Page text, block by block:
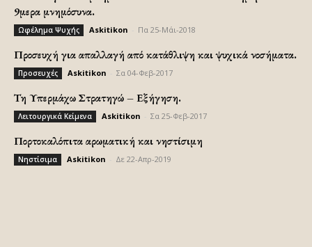
9μερα μνημόσυνα.
Ωφέλημα Ψυχής Askitikon Πα 25-Μάι-2018
Προσευχή για απαλλαγή από κατάθλιψη και ψυχικά νοσήματα.
Προσευχές Askitikon Σα 04-Φεβ-2017
Τη Υπερμάχω Στρατηγώ – Εξήγηση.
Λειτουργικά Κείμενα Askitikon Σα 25-Φεβ-2017
Πορτοκαλόπιτα αρωματική και νηστίσιμη
Νηστίσιμα Askitikon Δε 22-Απρ-2019